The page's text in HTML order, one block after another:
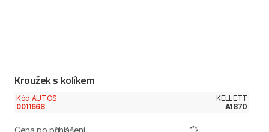
Kroužek s kolíkem
Kód AUTOS
0011668
KELLETT
A1870
Cena po přihlášení